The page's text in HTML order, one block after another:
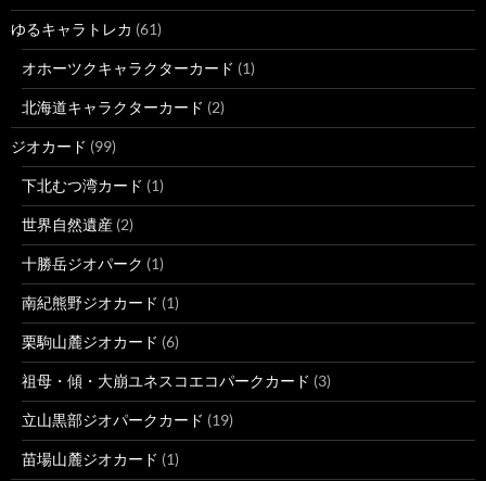
ゆるキャラトレカ (61)
オホーツクキャラクターカード (1)
北海道キャラクターカード (2)
ジオカード (99)
下北むつ湾カード (1)
世界自然遺産 (2)
十勝岳ジオパーク (1)
南紀熊野ジオカード (1)
栗駒山麓ジオカード (6)
祖母・傾・大崩ユネスコエコパークカード (3)
立山黒部ジオパークカード (19)
苗場山麓ジオカード (1)